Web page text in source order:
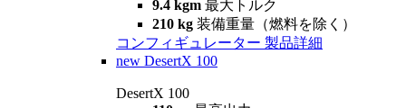
9.4 kgm 最大トルク
210 kg 装備重量（燃料を除く）
コンフィギュレーター 製品詳細
new DesertX 100
DesertX 100